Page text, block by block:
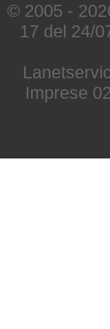
© 2005 -
17 del 24/
Imprese